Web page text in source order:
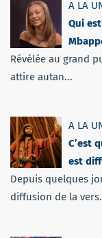
A LA
Qui
Révélée au grand
attire autan...
A LA
C’est
est
Depuis quelques
diffusion de la